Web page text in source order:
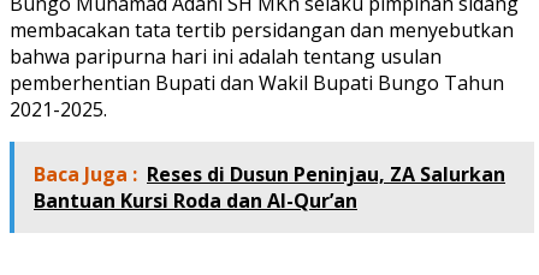
membacakan tata tertib persidangan dan menyebutkan
bahwa paripurna hari ini adalah tentang usulan
pemberhentian Bupati dan Wakil Bupati Bungo Tahun
2021-2025.
Baca Juga : Reses di Dusun Peninjau, ZA Salurkan
Bantuan Kursi Roda dan Al-Qur’an